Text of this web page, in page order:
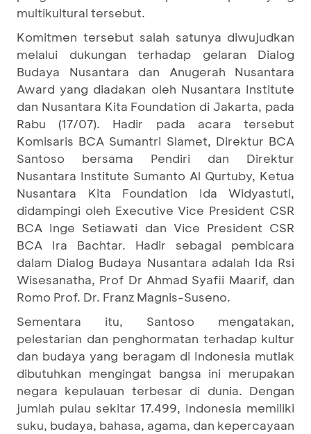
multikultural tersebut.
Komitmen tersebut salah satunya diwujudkan
melalui dukungan terhadap gelaran Dialog
Budaya Nusantara dan Anugerah Nusantara
Award yang diadakan oleh Nusantara Institute
dan Nusantara Kita Foundation di Jakarta, pada
Rabu (17/07). Hadir pada acara tersebut
Komisaris BCA Sumantri Slamet, Direktur BCA
Santoso bersama Pendiri dan Direktur
Nusantara Institute Sumanto Al Qurtuby, Ketua
Nusantara Kita Foundation Ida Widyastuti,
didampingi oleh Executive Vice President CSR
BCA Inge Setiawati dan Vice President CSR
BCA Ira Bachtar. Hadir sebagai pembicara
dalam Dialog Budaya Nusantara adalah Ida Rsi
Wisesanatha, Prof Dr Ahmad Syafii Maarif, dan
Romo Prof. Dr. Franz Magnis-Suseno.
Sementara itu, Santoso mengatakan,
pelestarian dan penghormatan terhadap kultur
dan budaya yang beragam di Indonesia mutlak
dibutuhkan mengingat bangsa ini merupakan
negara kepulauan terbesar di dunia. Dengan
jumlah pulau sekitar 17.499, Indonesia memiliki
suku, budaya, bahasa, agama, dan kepercayaan